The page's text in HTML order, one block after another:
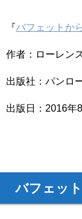
『バフェットか
作者：ローレン
出版社：パンロ
出版日：2016年
バフェッ